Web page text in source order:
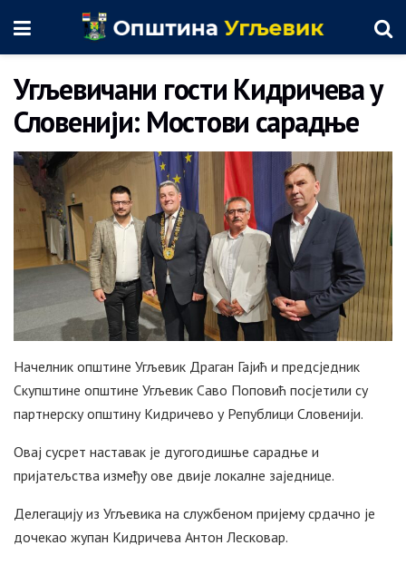
Угљевичани гости Кидричева у
Словенији: Мостови сарадње
Начелник општине Угљевик Драган Гајић и предсједник
Скупштине општине Угљевик Саво Поповић посјетили су
партнерску општину Кидричево у Републици Словенији.
Овај сусрет наставак је дугогодишње сарадње и
пријатељства између ове двије локалне заједнице.
Делегацију из Угљевика на службеном пријему срдачно је
дочекао жупан Кидричева Антон Лесковар.